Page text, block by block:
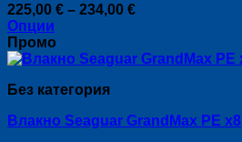
may
be
chosen
on
the
product
page
225,00 € – 234,00 €Price
through
Опции
This
product
multiple
The
Промо
Без категория
Влакно Seaguar GrandMax PE x8